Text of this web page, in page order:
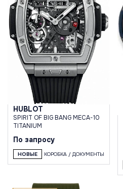
HUBLOT
SPIRIT OF BIG BANG MECA-10
TITANIUM
По запросу
НОВЫЕ КОРОБКА / ДОКУМЕНТЫ